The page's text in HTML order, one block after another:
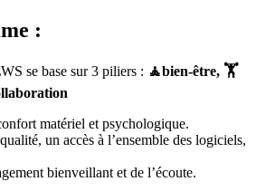
:
se base sur 3 piliers : 🧘bien-être, 🏋️
matériel et psychologique.
un accès à l’ensemble des logiciels,
bienveillant et de l’écoute.